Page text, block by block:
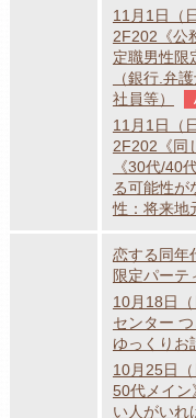
11月1日（
2F202《公
定職男性
（銀行.弁
社員等）
11月1日（
2F202《同
《30代/
る可能性
性：将来地
恋する同年
限定パー
10月18日
センター
ゆっくりお
10月25日
50代メイン
い人がい